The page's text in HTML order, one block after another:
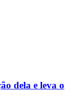
dela e leva o